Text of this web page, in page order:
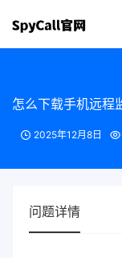
怎么下载手机远程
2025年12月8日
问题详情